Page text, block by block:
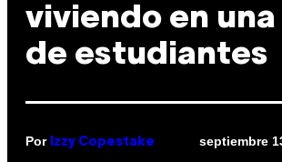
viviendo en una
de estudiantes
Por Izzy Copestake septiembre